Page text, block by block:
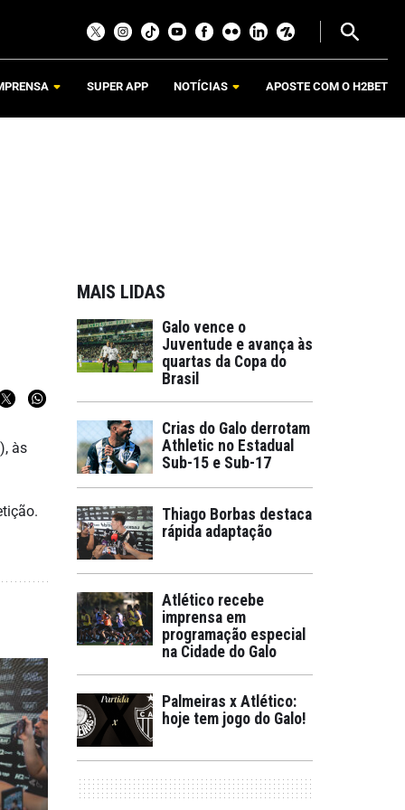
SUPER APP NOTÍCIAS APOSTE COM O H2BET
às
MAIS LIDAS
Galo vence o
Juventude e avança às
quartas da Copa do
Brasil
Crias do Galo derrotam
Athletic no Estadual
Sub-15 e Sub-17
Thiago Borbas destaca
rápida adaptação
Atlético recebe
imprensa em
programação especial
na Cidade do Galo
Palmeiras x Atlético:
hoje tem jogo do Galo!